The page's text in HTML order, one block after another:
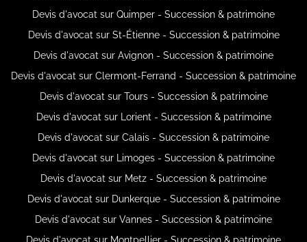
Devis d'avocat sur Quimper - Succession & patrimoine
Devis d'avocat sur St-Étienne - Succession & patrimoine
Devis d'avocat sur Avignon - Succession & patrimoine
Devis d'avocat sur Clermont-Ferrand - Succession & patrimoine
Devis d'avocat sur Tours - Succession & patrimoine
Devis d'avocat sur Lorient - Succession & patrimoine
Devis d'avocat sur Calais - Succession & patrimoine
Devis d'avocat sur Limoges - Succession & patrimoine
Devis d'avocat sur Metz - Succession & patrimoine
Devis d'avocat sur Dunkerque - Succession & patrimoine
Devis d'avocat sur Vannes - Succession & patrimoine